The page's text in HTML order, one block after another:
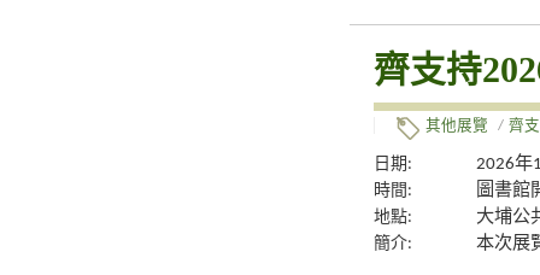
齊支持
其他展覽 / 齊
日期:
2026年
時間:
圖書館
地點:
大埔公
簡介:
本次展